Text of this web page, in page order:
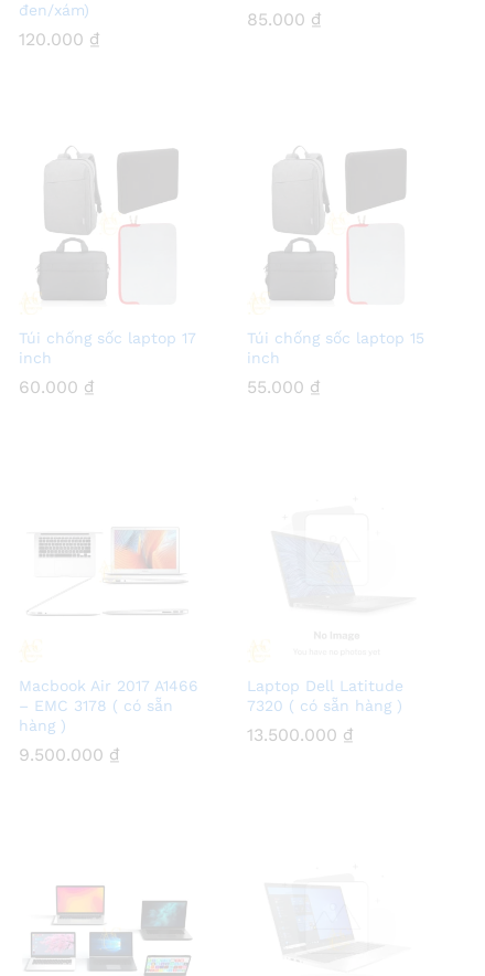
đen/xám)
120.000 ₫
120.000 ₫
85.000 ₫
85.000 ₫
Túi chống sốc laptop 17
inch
60.000 ₫
60.000 ₫
Túi chống sốc laptop 15
inch
55.000 ₫
55.000 ₫
Macbook Air 2017 A1466
– EMC 3178 ( có sẵn
hàng )
9.500.000 ₫
9.500.000 ₫
Laptop Dell Latitude
7320 ( có sẵn hàng )
13.500.000 ₫
13.500.000 ₫